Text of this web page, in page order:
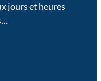
jours et heures